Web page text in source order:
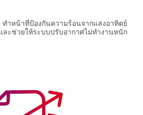
ำหน้าที่ป้องกันความร้อนจากแสงอาทิตย์
ะช่วยให้ระบบปรับอากาศไม่ทำงานหนัก